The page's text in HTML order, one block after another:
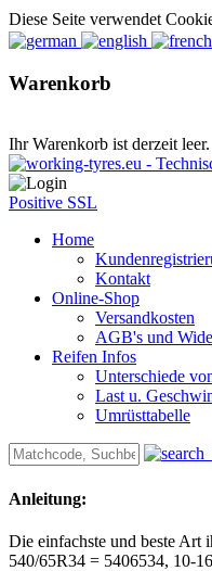
Diese Seite verwendet
Warenkorb
Ihr Warenkorb ist derzeit leer.
Positive SSL
Home
Kontakt
Online-Shop
Versandkosten
AGB's und
Reifen Infos
Unterschiede
Last u.
Umrüsttabelle
Anleitung:
Die einfachste und beste Art
540/65R34 = 5406534, 10-